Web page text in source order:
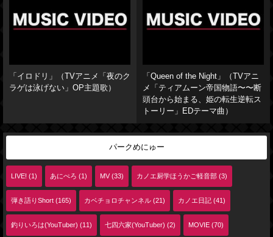
「イロドリ」（TVアニメ「夜のク
ラゲは泳げない」OP主題歌）
「Queen of the Night」（TVアニ
メ「ティアムーン帝国物語〜〜断
頭台から始まる、姫の転生逆転ス
トーリー」EDテーマ曲）
パークめにゅー
LIVE! (1) あにぺろ (1) MV (33) カノエ厨学ほうかご軽音部 (3)
弾き語りShort (165) カベチョロチャンネル (21) カノエ日記 (41)
釣りいろは(YouTuber) (11) 七四六家(YouTuber) (2) MOVIE (70)